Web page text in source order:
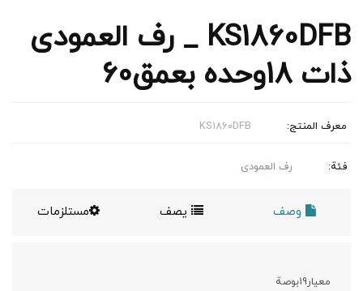
KS1860DFB _ رف العمودی
ذات 18وحده بعمق60
معرف المنتج: KS1860DFB
فئة: رف العمودی
وصف يصف مستلزمات
معيار19بوصة